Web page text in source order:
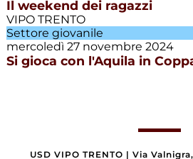
Il weekend dei ragazzi
VIPO TRENTO
Settore giovanile
mercoledì 27 novembre 2024
Si gioca con l'Aquila in
USD VIPO TRENTO | Via